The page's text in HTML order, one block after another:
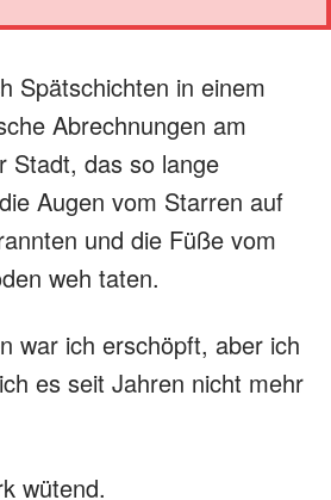
Spätschichten in einem
Abrechnungen am
Stadt, das so lange
Augen vom Starren auf
und die Füße vom
weh taten.
war ich erschöpft, aber ich
es seit Jahren nicht mehr
wütend.